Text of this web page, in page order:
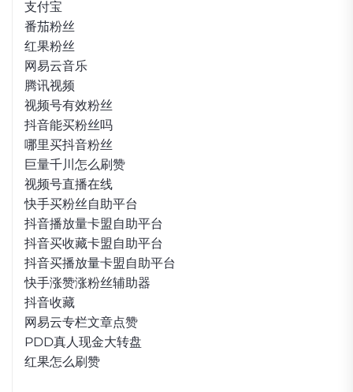
支付宝
番茄粉丝
红果粉丝
网易云音乐
腾讯视频
视频号有效粉丝
抖音能买粉丝吗
哪里买抖音粉丝
巨量千川怎么刷赞
视频号直播在线
快手买粉丝自助平台
抖音播放量卡盟自助平台
抖音买收藏卡盟自助平台
抖音买播放量卡盟自助平台
快手涨赞涨粉丝辅助器
抖音收藏
网易云专栏文章点赞
PDD真人现金大转盘
红果怎么刷赞